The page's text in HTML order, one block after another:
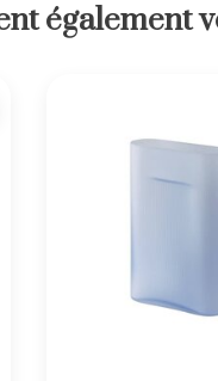
également